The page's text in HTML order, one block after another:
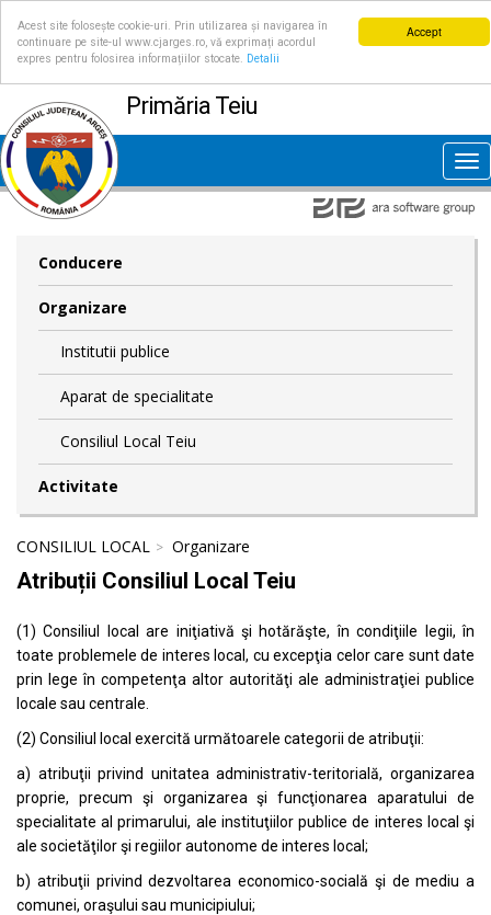
Accept
Acest site folosește cookie-uri. Prin utilizarea și navigarea în
continuare pe site-ul www.cjarges.ro, vă exprimați acordul
expres pentru folosirea informațiilor stocate.
Detalii
Primăria Teiu
Conducere
Organizare
Institutii publice
Aparat de specialitate
Consiliul Local Teiu
Activitate
CONSILIUL LOCAL Organizare
Atribuții Consiliul Local Teiu
(1) Consiliul local are iniţiativă şi hotărăşte, în condiţiile legii, în
toate problemele de interes local, cu excepţia celor care sunt date
prin lege în competenţa altor autorităţi ale administraţiei publice
locale sau centrale.
(2) Consiliul local exercită următoarele categorii de atribuţii:
a) atribuţii privind unitatea administrativ-teritorială, organizarea
proprie, precum şi organizarea şi funcţionarea aparatului de
specialitate al primarului, ale instituţiilor publice de interes local şi
ale societăţilor şi regiilor autonome de interes local;
b) atribuţii privind dezvoltarea economico-socială şi de mediu a
comunei, oraşului sau municipiului;